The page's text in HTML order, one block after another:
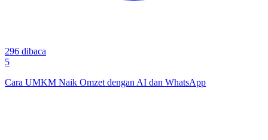
296 dibaca
5
Cara UMKM Naik Omzet dengan AI dan WhatsApp